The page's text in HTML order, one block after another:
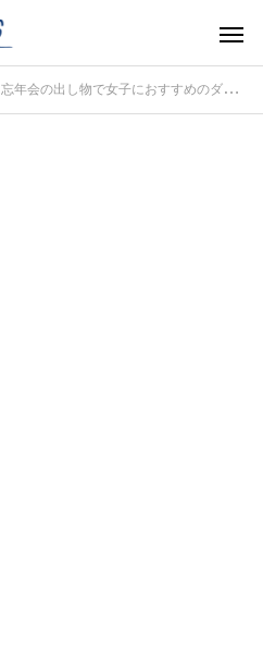
忘年会の出し物で女子におすすめのダンス！盛り上がる可愛い振付を紹介